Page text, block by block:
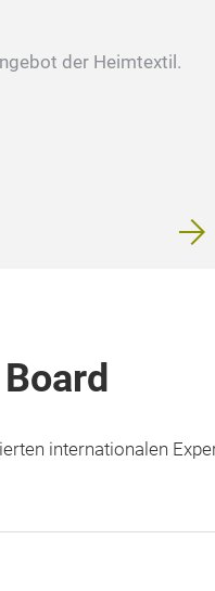
der Heimtextil.
internationalen